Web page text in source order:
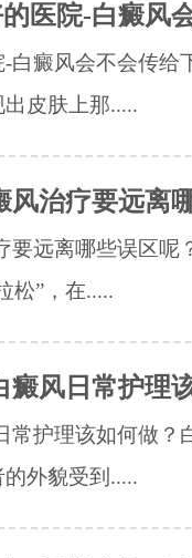
医院-白癜风
白癜风会不会传给
皮肤上那.....
风治疗要远离
要远离哪些误区呢
松”，在.....
癜风日常护理
常护理该如何做？
外貌受到.....